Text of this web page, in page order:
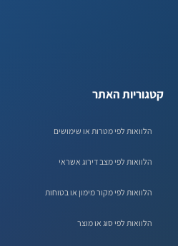
קטגוריות האתר
הלוואות לפי מטרות או שימושים
הלוואות לפי מצב דירוג אשראי
הלוואות לפי מקור מימון או בטוחות
הלוואות לפי סוג או מוצר